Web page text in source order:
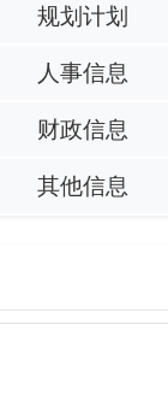
规划计划
人事信息
财政信息
其他信息